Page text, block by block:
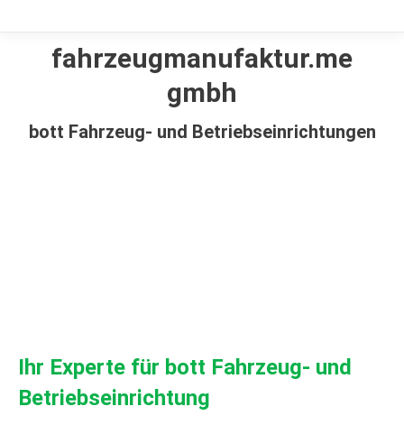
fahrzeugmanufaktur.me
gmbh
bott Fahrzeug- und Betriebseinrichtungen
Ihr Experte für bott Fahrzeug- und
Betriebseinrichtung